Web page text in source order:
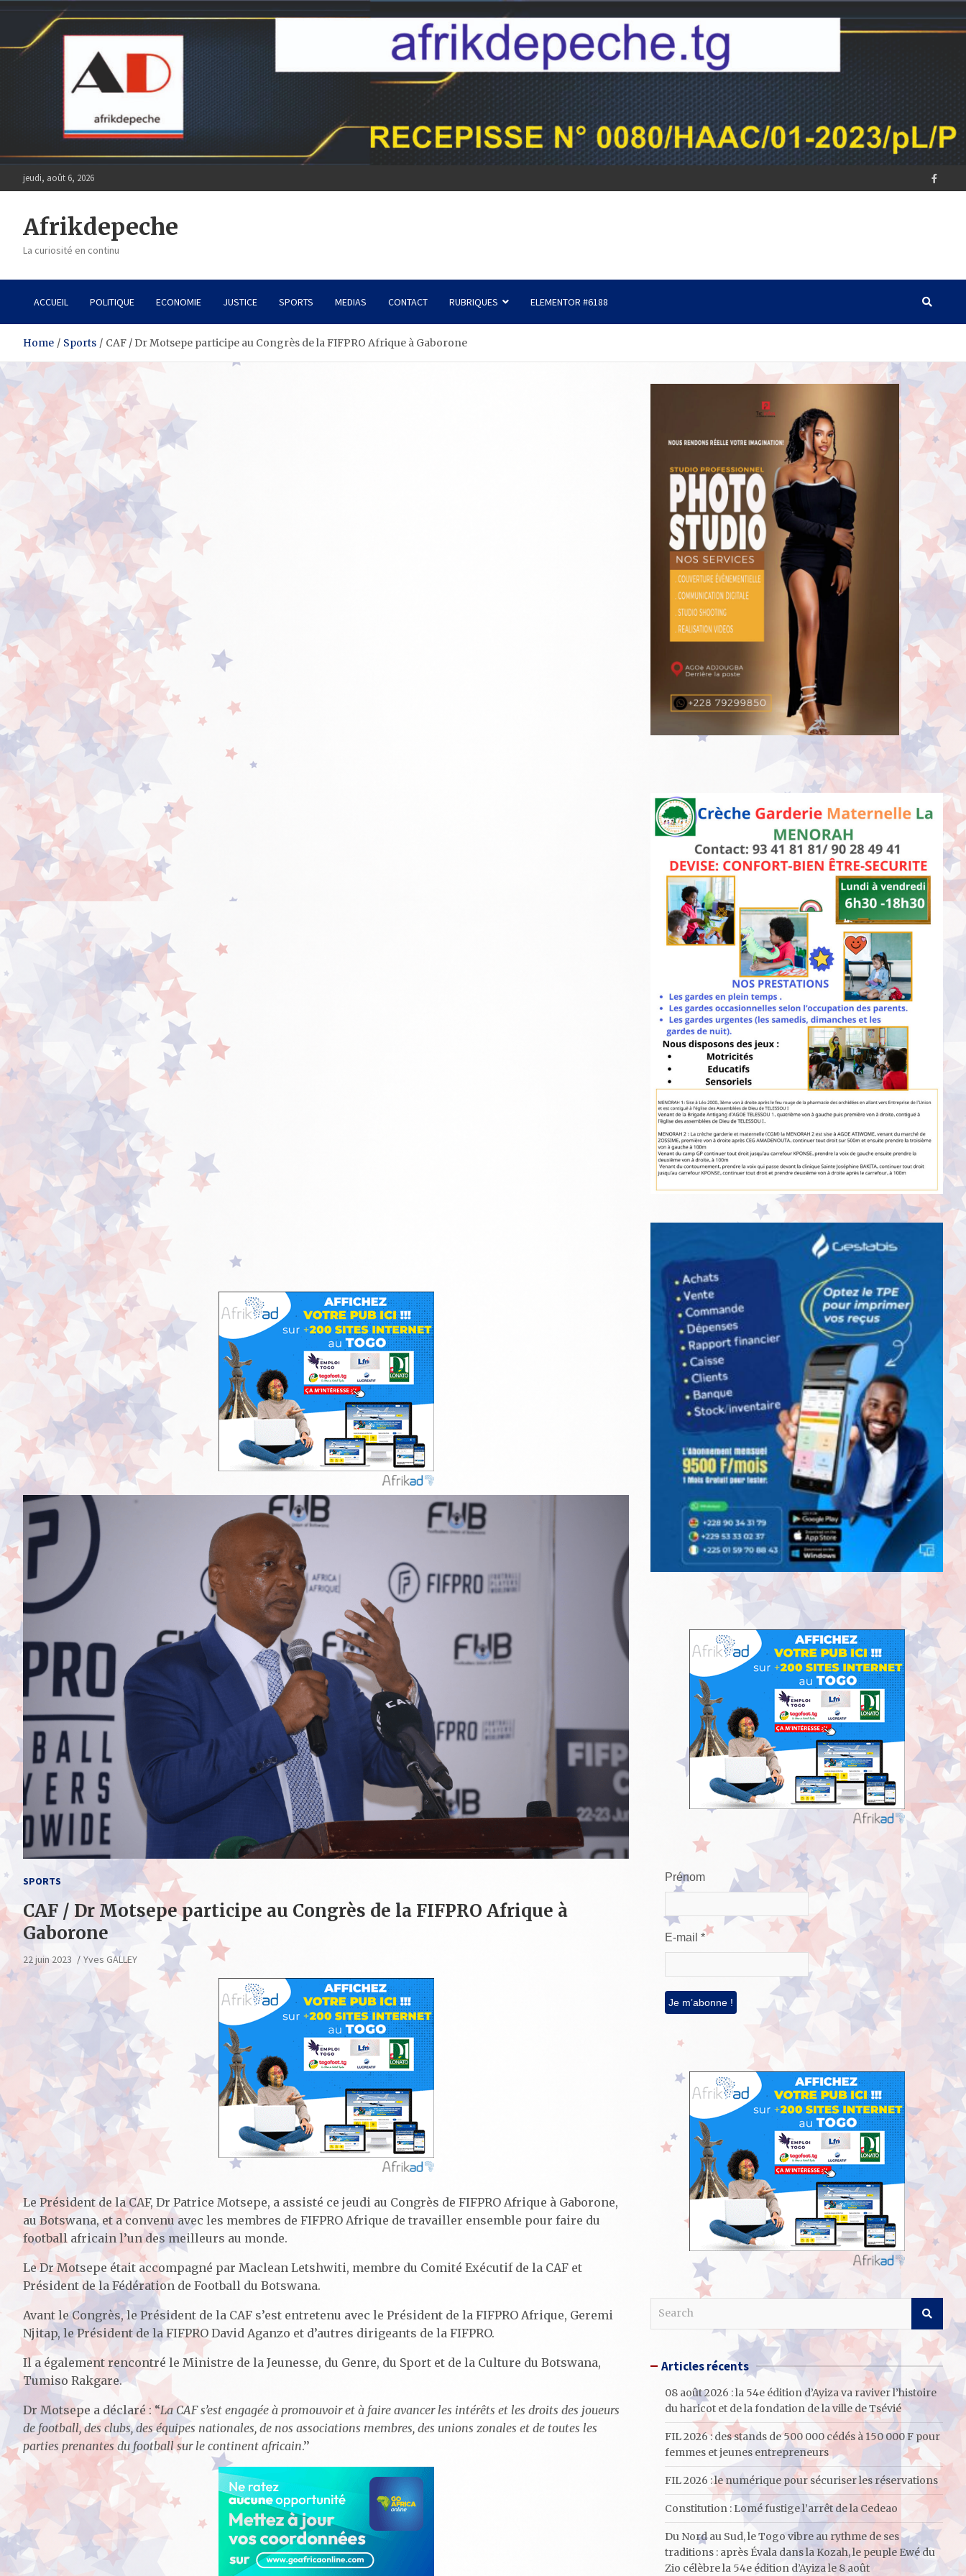
Skip
content
jeudi, août 6, 2026
Afrikdepeche
La curiosité en continu
ACCUEIL POLITIQUE ECONOMIE JUSTICE SPORTS MEDIAS CONTACT RUBRIQUES ELEMENTOR #6188
Home Sports CAF / Dr Motsepe participe au Congrès de la FIFPRO Afrique à Gaborone
SPORTS
CAF / Dr Motsepe participe au Congrès de la FIFPRO Afrique à
Gaborone
22 juin 2023 Yves GALLEY
Le Président de la CAF, Dr Patrice Motsepe, a assisté ce jeudi au Congrès de FIFPRO Afrique à Gaborone,
au Botswana, et a convenu avec les membres de FIFPRO Afrique de travailler ensemble pour faire du
football africain l’un des meilleurs au monde.
Le Dr Motsepe était accompagné par Maclean Letshwiti, membre du Comité Exécutif de la CAF et
Président de la Fédération de Football du Botswana.
Avant le Congrès, le Président de la CAF s’est entretenu avec le Président de la FIFPRO Afrique, Geremi
Njitap, le Président de la FIFPRO David Aganzo et d’autres dirigeants de la FIFPRO.
Il a également rencontré le Ministre de la Jeunesse, du Genre, du Sport et de la Culture du Botswana,
Tumiso Rakgare.
Dr Motsepe a déclaré : “La CAF s’est engagée à promouvoir et à faire avancer les intérêts et les droits des joueurs
de football, des clubs, des équipes nationales, de nos associations membres, des unions zonales et de toutes les
parties prenantes du football sur le continent africain.’’
Prénom
E-mail*
c Articles récents
08 août 2026 : la 54e édition d’Ayiza va raviver l’histoire
du haricot et de la fondation de la ville de Tsévié
FIL 2026 : des stands de 500 000 cédés à 150 000 F pour
femmes et jeunes entrepreneurs
FIL 2026 : le numérique pour sécuriser les réservations
Constitution : Lomé fustige l’arrêt de la Cedeao
Du Nord au Sud, le Togo vibre au rythme de ses
traditions : après Évala dans la Kozah, le peuple Ewé du
Zio célèbre la 54e édition d’Ayiza le 8 août